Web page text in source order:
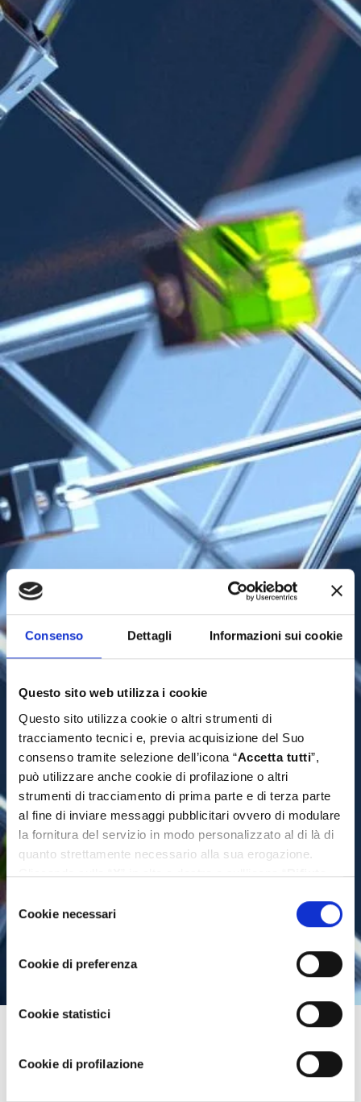
Consenso Dettagli Informazioni sui cookie
Questo sito web utilizza i cookie
Questo sito utilizza cookie o altri strumenti di
tracciamento tecnici e, previa acquisizione del Suo
consenso tramite selezione dell’icona “Accetta tutti”,
può utilizzare anche cookie di profilazione o altri
strumenti di tracciamento di prima parte e di terza parte
al fine di inviare messaggi pubblicitari ovvero di modulare
la fornitura del servizio in modo personalizzato al di là di
quanto strettamente necessario alla sua erogazione.
Cliccando sulla “X” in alto a destra o sull’icona “Rifiuta
cookie diversi da quelli tecnici. Se invece vuole
personalizzare le Sue scelte può selezionare i cookie
diversi da quelli tecnici e successivamente cliccare su
“Accetta selezionati”. Ulteriori informazioni sono
del
consenso
Cookie necessari
Cookie di preferenza
Cookie statistici
Cookie di profilazione